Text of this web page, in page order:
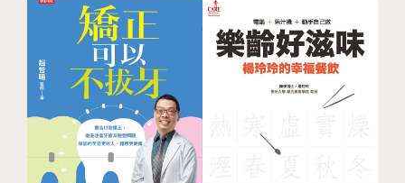
1963年出生於東京。1989年畢業於群馬大學醫學部。
曾任九段坂醫院内科醫療主任、東京醫科齒科大學呼吸
胸腔内科醫療辦公室主任、東京醫科齒科大學呼吸胸腔
科兼任睡眠控制學講座副教授，並曾赴美國密西根大學
留學，於2009年開設池袋大谷診所。為醫學博士、日
本呼吸胸腔科學會專科醫師／指導醫師、日本過敏學會
專科醫師・指導醫師、日本内科學會綜合内科專科醫
第4章 吃出不生病的體質
9 把握一原則，外食也能吃出健康
10 一天一蘋果，肺功能年輕十五歲
11 每天一杯蕉蘋優精力湯，血管凍齡免疫增
12 天天吃魚，不如一天一匙荏胡麻油
13 有尊嚴的老後從確實攝取蛋白質開始
14 過敏性鼻炎的救星——賈巴拉柑橘